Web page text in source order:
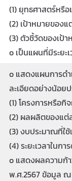
(1) ยุทธศาสตร์หรื
(2) เป้าหมายของ
(3) ตัวชี้วัดของเป้
o เป็นแผนที่มีระย
o แสดงแผนการด
ละเอียดอย่างน้อย
(1) โครงการหรือกิ
(2) ผลผลิตของแต่
(3) งบประมาณที่ใ
(4) ระยะเวลาในก
o แสดงผลความก้า
พ.ศ.2567 ข้อมูล ณ